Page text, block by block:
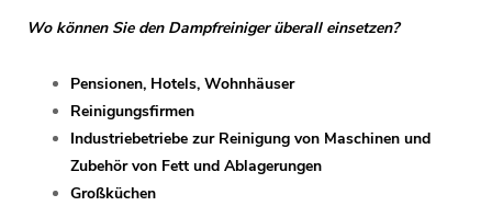
Wo können Sie den Dampfreiniger überall einsetzen?
Pensionen, Hotels, Wohnhäuser
Reinigungsfirmen
Industriebetriebe zur Reinigung von Maschinen und
Zubehör von Fett und Ablagerungen
Großküchen